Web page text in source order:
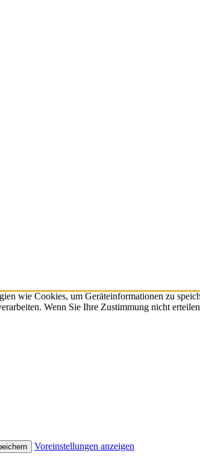
wie Cookies, um Geräteinformationen zu
Wenn Sie Ihre Zustimmung nicht
Voreinstellungen anzeigen